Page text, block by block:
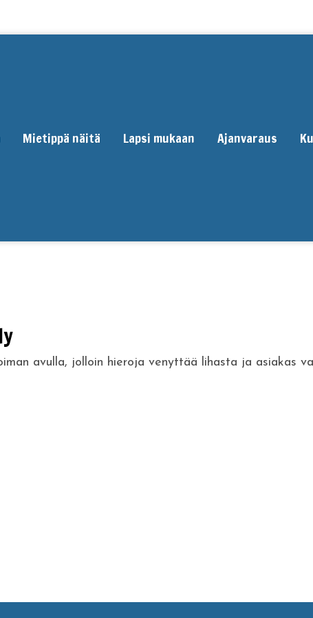
Mietippä näitä Lapsi mukaan Ajanvaraus
avulla, jolloin hieroja venyttää lihasta ja asiakas